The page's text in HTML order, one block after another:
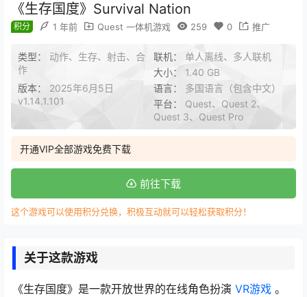
《生存国度》Survival Nation
积分 1 年前 Quest 一体机游戏 259 0 推广
类型： 动作、生存、射击、合
作
联机： 单人离线、多人联机
大小： 1.40 GB
版本： 2025年6月5日
v1.14.1.101
语言： 多国语言（包含中文）
平台： Quest、Quest 2、
Quest 3、Quest Pro
开通VIP全部游戏免费下载
前往下载
这个游戏可以使用积分兑换，积极互动就可以轻松获取积分！
关于这款游戏
《生存国度》是一款开放世界的在线角色扮演 VR游戏 。